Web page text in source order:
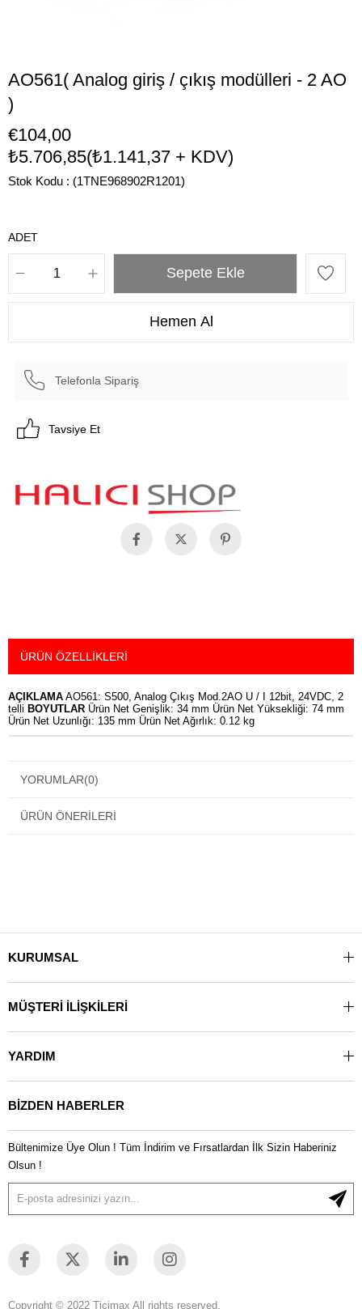
AO561( Analog giriş / çıkış modülleri - 2 AO
)
€104,00
₺5.706,85(₺1.141,37 + KDV)
Stok Kodu (1TNE968902R1201)
ADET
Telefonla Sipariş
Tavsiye Et
ÜRÜN ÖZELLIKLERI
AÇIKLAMA AO561: S500, Analog Çıkış Mod.2AO U / I 12bit, 24VDC, 2
telli BOYUTLAR Ürün Net Genişlik: 34 mm Ürün Net Yüksekliği: 74 mm
Ürün Net Uzunlığı: 135 mm Ürün Net Ağırlık: 0.12 kg
YORUMLAR(0)
ÜRÜN ÖNERILERI
KURUMSAL
MÜŞTERİ İLİŞKİLERİ
YARDIM
BİZDEN HABERLER
Bültenimize Üye Olun ! Tüm İndirim ve Fırsatlardan İlk Sizin Haberiniz
Olsun !
Copyright © 2022 Ticimax All rights reserved.